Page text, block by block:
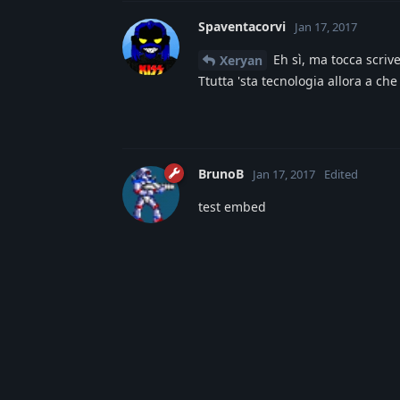
Spaventacorvi Jan 17, 2017
Xeryan
Eh sì, ma tocca
Ttutta 'sta tecnologia allora a che
BrunoB Jan 17, 2017 Edited
test embed